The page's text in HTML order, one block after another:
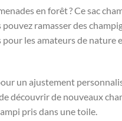
en forêt ? Ce sac
ramasser des
pour les amateurs de nature
un ajustement
découvrir de nouveaux
pris dans une toile.